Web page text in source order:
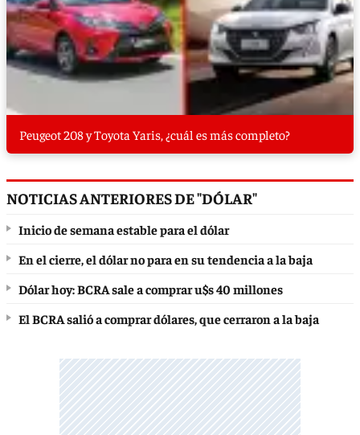
Peugeot 208 y Toyota Yaris, ¿cuál es más completo?
NOTICIAS ANTERIORES DE "DÓLAR"
Inicio de semana estable para el dólar
En el cierre, el dólar no para en su tendencia a la baja
Dólar hoy: BCRA sale a comprar u$s 40 millones
El BCRA salió a comprar dólares, que cerraron a la baja